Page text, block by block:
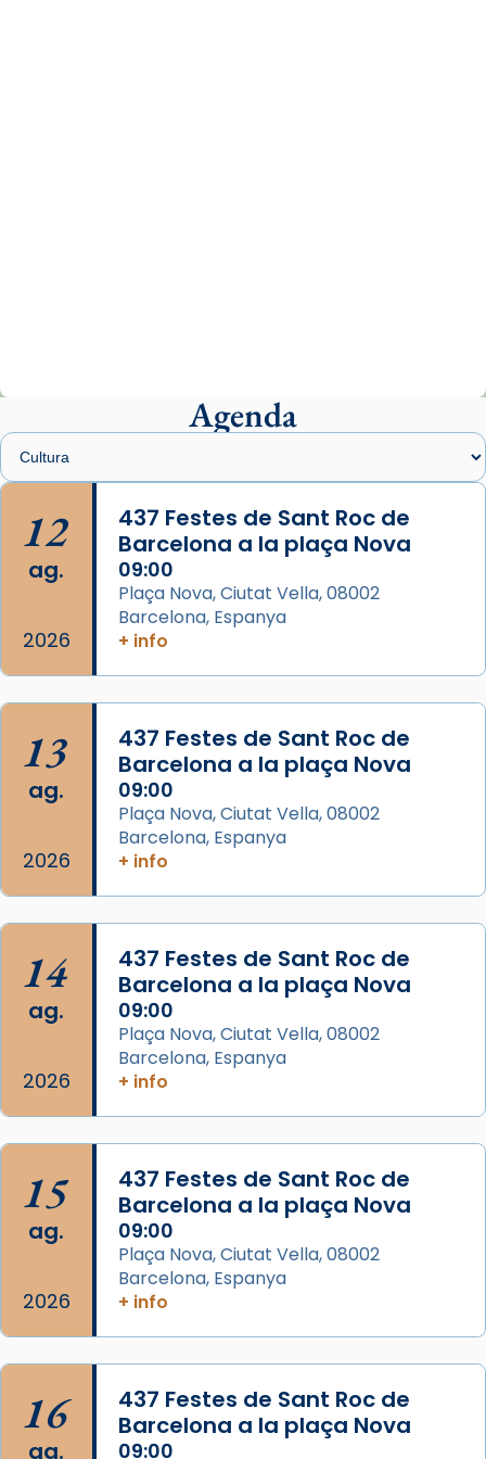
presidit aquest 27 de juliol la missa de Les
Santes de Mataró.
🔗
📸 J. Merino
Photo
View on Facebook · Share
Arquebisbat de Barcelona
2 weeks ago
Aquest dilluns, 27 de juliol, ha tingut lloc la
missa d’acció de gràcies en agraïment al
comitè organitzador de la visita apostòlica
del Sant Pare Lleó XIV a Barcelona, i als
col·laboradors, a la Catedral de Barcelona.
L’arquebisbe de Barcelona, el cardenal Joan
📸 Dr. G. Simón
Photo
View on Facebook · Share
Memòria de les santes Juliana i
Semproniana, verges i màrtirs.
Acompanyant la història de sant Cugat, a
partir de l’Edat Mitjana sorgeix la tradició
que les santes Juliana (“relatiu a Júlia”) i
Semproniana (“relatiu a Semprònia =
eterna”) són deixebles seves. I l’any 1667, el
frare Joan Gaspar Roig, afirma en una obra
que les santes són filles de l’antiga Iluro.
Mataró en reivindicarà les relíquies fins que
les aconseguirà el 1772. L’ofici que es canta
Agenda
12
ag.
2026
437 Festes de Sant Roc de
Barcelona a la plaça Nova
09:00
Plaça Nova, Ciutat Vella, 08002
Barcelona, Espanya
+ info
13
ag.
2026
437 Festes de Sant Roc de
Barcelona a la plaça Nova
09:00
Plaça Nova, Ciutat Vella, 08002
Barcelona, Espanya
+ info
14
ag.
2026
437 Festes de Sant Roc de
Barcelona a la plaça Nova
09:00
Plaça Nova, Ciutat Vella, 08002
Barcelona, Espanya
+ info
15
ag.
2026
437 Festes de Sant Roc de
Barcelona a la plaça Nova
09:00
Plaça Nova, Ciutat Vella, 08002
Barcelona, Espanya
+ info
16
ag.
437 Festes de Sant Roc de
Barcelona a la plaça Nova
09:00